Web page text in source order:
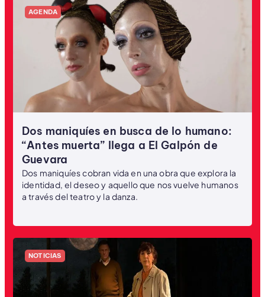
AGENDA
Dos maniquíes en busca de lo humano:
“Antes muerta” llega a El Galpón de
Guevara
Dos maniquíes cobran vida en una obra que explora la
identidad, el deseo y aquello que nos vuelve humanos
a través del teatro y la danza.
NOTICIAS